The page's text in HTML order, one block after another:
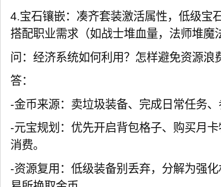
4.宝石镶嵌：凑齐套装激活属性，低级宝
搭配职业需求（如战士堆血量，法师堆魔
问：经济系统如何利用？怎样避免资源浪
答：
-金币来源：卖垃圾装备、完成日常任务
-元宝规划：优先开启背包格子、购买月
消费。
-资源复用：低级装备别丢弃，分解为强